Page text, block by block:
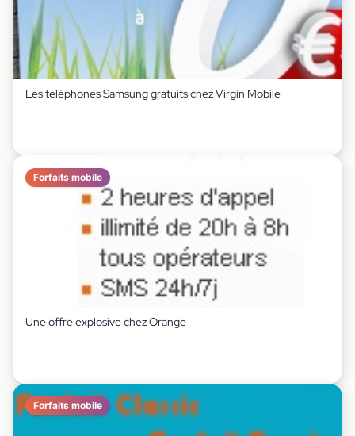
Les téléphones Samsung gratuits chez Virgin Mobile
Forfaits mobile
Une offre explosive chez Orange
Forfaits mobile